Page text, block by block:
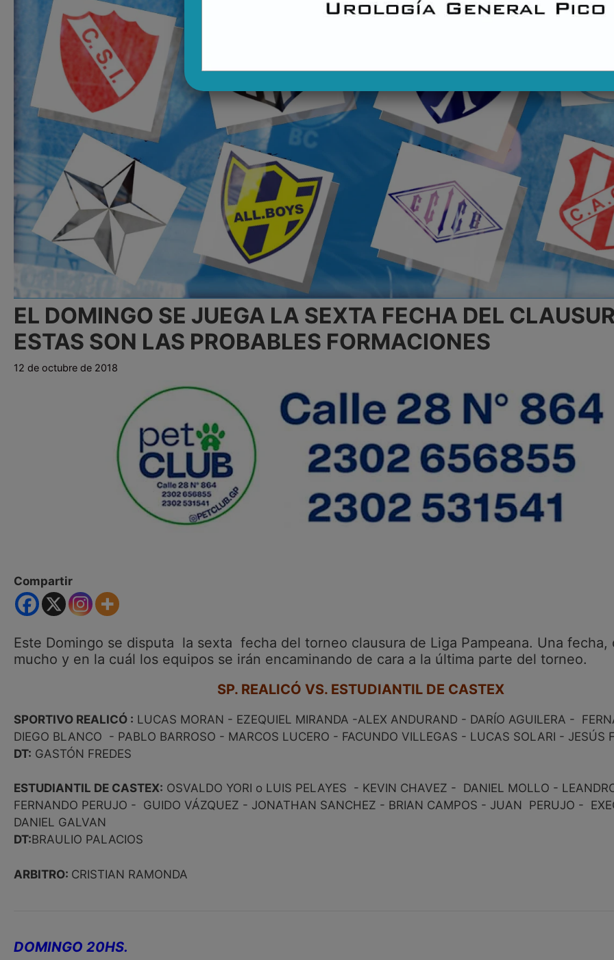
EL DOMINGO SE JUEGA LA SEXTA FECHA DEL
ESTAS SON LAS PROBABLES FORMACIONES
12 de octubre de 2018
Compartir
Este Domingo se disputa la sexta fecha del torneo clausura de Liga Pampeana. Una fecha,
mucho y en la cuál los equipos se irán encaminando de cara a la última parte del torneo.
SP. REALICÓ VS. ESTUDIANTIL DE CASTEX
SPORTIVO REALICÓ : LUCAS MORAN - EZEQUIEL MIRANDA -ALEX ANDURAND - DARÍO AGUILERA -
DIEGO BLANCO - PABLO BARROSO - MARCOS LUCERO - FACUNDO VILLEGAS - LUCAS SOLARI - JESÚS
DT: GASTÓN FREDES
ESTUDIANTIL DE CASTEX: OSVALDO YORI o LUIS PELAYES - KEVIN CHAVEZ - DANIEL MOLLO -
FERNANDO PERUJO - GUIDO VÁZQUEZ - JONATHAN SANCHEZ - BRIAN CAMPOS - JUAN PERUJO -
DANIEL GALVAN
DT:BRAULIO PALACIOS
ARBITRO: CRISTIAN RAMONDA
DOMINGO 20HS.